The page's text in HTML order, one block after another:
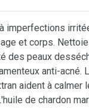
imperfections
et corps. Nettoie
des peaux
anti-acné.
aident à calmer
de chardon